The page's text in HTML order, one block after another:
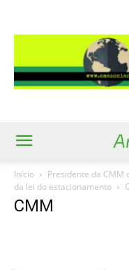
Início
Presidente da CMM
da lei do estacionamento
CMM